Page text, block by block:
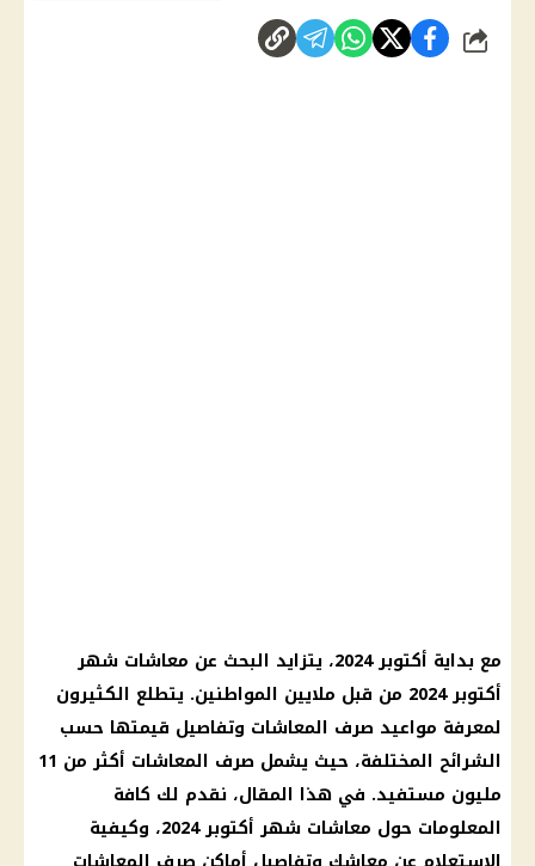
شارك
مع بداية أكتوبر 2024، يتزايد البحث عن
معاشات شهر
أكتوبر 2024
من قبل ملايين المواطنين. يتطلع الكثيرون
لمعرفة مواعيد صرف المعاشات وتفاصيل قيمتها حسب
الشرائح المختلفة، حيث يشمل صرف المعاشات
أكثر من 11
مليون مستفيد. في هذا المقال، نقدم لك كافة
المعلومات حول معاشات شهر أكتوبر 2024
، وكيفية